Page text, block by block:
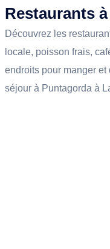
Restaurants
Découvrez les
locale, poisson frais,
endroits pour manger
séjour à Puntagorda à